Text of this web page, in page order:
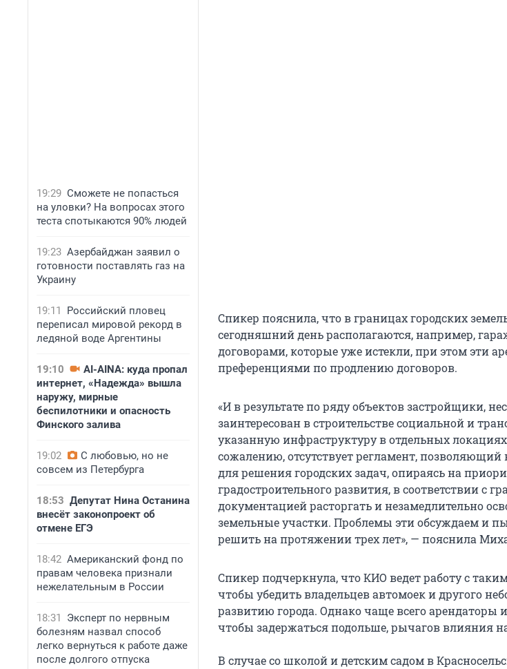
19:29 Сможете не попасться
на уловки? На вопросах этого
теста спотыкаются 90% людей
19:23 Азербайджан заявил о
готовности поставлять газ на
Украину
19:11
Российский пловец
переписал мировой рекорд в
ледяной воде Аргентины
19:10
AI-AINA: куда пропал
интернет, «Надежда» вышла
наружу, мирные
беспилотники и опасность
Финского залива
19:02
С любовью, но не
совсем из Петербурга
18:53 Депутат Нина Останина
внесёт законопроект об
отмене ЕГЭ
18:42 Американский фонд по
правам человека признали
нежелательным в России
18:31
Эксперт по нервным
болезням назвал способ
легко вернуться к работе даже
после долгого отпуска
Спикер пояснила, что в границах городских
сегодняшний день располагаются, например,
договорами, которые уже истекли, при этом эти
преференциями по продлению договоров.
«И в результате по ряду объектов застройщики,
заинтересован в строительстве социальной и
указанную инфраструктуру в отдельных локациях
сожалению, отсутствует регламент,
для решения городских задач, опираясь на
градостроительного развития, в соответствии с
документацией расторгать и незамедлительно
земельные участки. Проблемы эти обсуждаем и
решить на протяжении трех лет», — пояснила
Спикер подчеркнула, что КИО ведет работу с
чтобы убедить владельцев автомоек и другого
развитию города. Однако чаще всего арендаторы
чтобы задержаться подольше, рычагов влияния
В случае со школой и детским садом в